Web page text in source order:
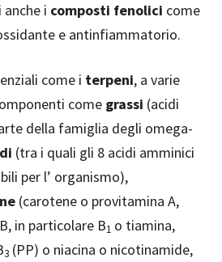
i composti fenolici come
e antinfiammatorio.
come i terpeni, a varie
come grassi (acidi
della famiglia degli omega-
(tra i quali gli 8 acidi amminici
per l’ organismo),
(carotene o provitamina A,
in particolare B1 o tiamina,
3 (PP) o niacina o nicotinamide,